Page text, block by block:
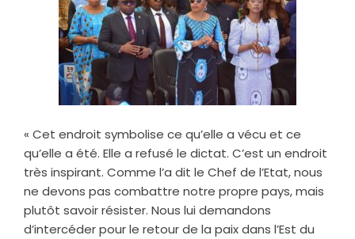
« Cet endroit symbolise ce qu’elle a vécu et ce
qu’elle a été. Elle a refusé le dictat. C’est un endroit
très inspirant. Comme l’a dit le Chef de l’Etat, nous
ne devons pas combattre notre propre pays, mais
plutôt savoir résister. Nous lui demandons
d’intercéder pour le retour de la paix dans l’Est du